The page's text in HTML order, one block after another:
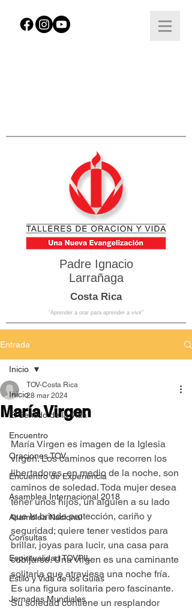
Padre Ignacio
Larrañaga
Costa Rica
“Aprender a orar para aprender a vivir”
Entrada
Inicio
El Sentido de la Vida
Encuentro
Oraciones TOV
Encuentro de Experiencia
Asamblea Internacional 2018
Asamblea Nacional
Consultas
Espiritualidad TOVPIL
Estilo y Vida de los Guías
Jornadas Mundiales
Inicio
María Virgen
TOV-Costa Rica
28 mar 2024
María Virgen es imagen de la Iglesia
virgen. Los caminos que recorren los
libertadores, en medio de la noche, son
caminos de soledad. Toda mujer desea
tener unos hijos, un alguien a su lado
que le brinde protección, cariño y
seguridad; quiere tener vestidos para
brillar, joyas para lucir, una casa para
cobijarse. Una virgen es una caminante
solitaria que atraviesa una noche fría.
Es una figura solitaria pero fascinante.
Su soledad contiene un resplandor